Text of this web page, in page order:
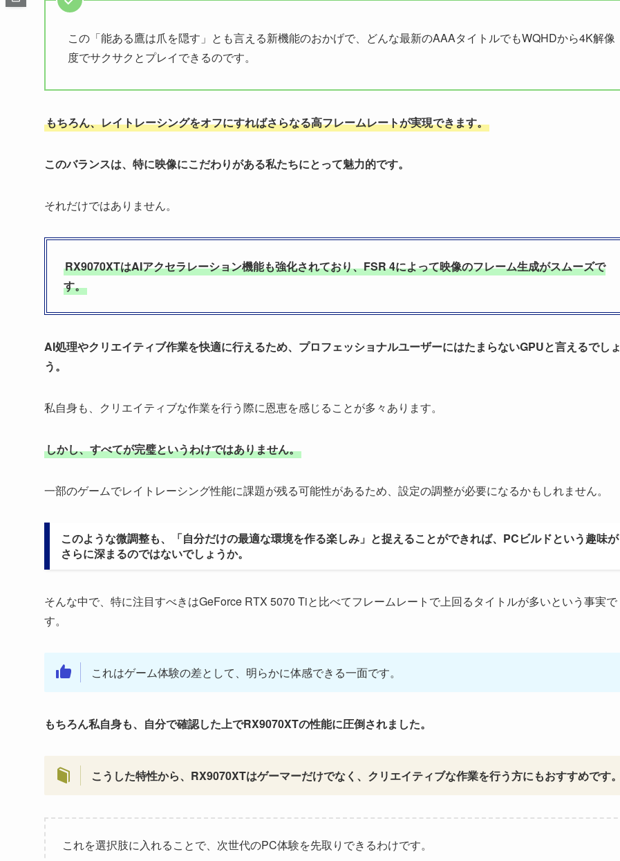
この「能ある鷹は爪を隠す」とも言える新機能のおかげで、どんな最新のAAAタイトルでもWQHDから4K解像
度でサクサクとプレイできるのです。
もちろん、レイトレーシングをオフにすればさらなる高フレームレートが実現できます。
このバランスは、特に映像にこだわりがある私たちにとって魅力的です。
それだけではありません。
RX9070XTはAIアクセラレーション機能も強化されており、FSR 4によって映像のフレーム生成がスムーズで
す。
AI処理やクリエイティブ作業を快適に行えるため、プロフェッショナルユーザーにはたまらないGPUと言えるでしょ
う。
私自身も、クリエイティブな作業を行う際に恩恵を感じることが多々あります。
しかし、すべてが完璧というわけではありません。
一部のゲームでレイトレーシング性能に課題が残る可能性があるため、設定の調整が必要になるかもしれません。
このような微調整も、「自分だけの最適な環境を作る楽しみ」と捉えることができれば、PCビルドという趣味が
さらに深まるのではないでしょうか。
そんな中で、特に注目すべきはGeForce RTX 5070 Tiと比べてフレームレートで上回るタイトルが多いという事実で
す。
これはゲーム体験の差として、明らかに体感できる一面です。
もちろん私自身も、自分で確認した上でRX9070XTの性能に圧倒されました。
こうした特性から、RX9070XTはゲーマーだけでなく、クリエイティブな作業を行う方にもおすすめです。
これを選択肢に入れることで、次世代のPC体験を先取りできるわけです。